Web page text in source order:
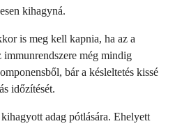
kihagyná.
is meg kell kapnia, ha az a
még mindig
bár a késleltetés kissé
időzítését.
adag pótlására. Ehelyett